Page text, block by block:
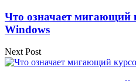
Что означает мигающий
Windows
Next Post